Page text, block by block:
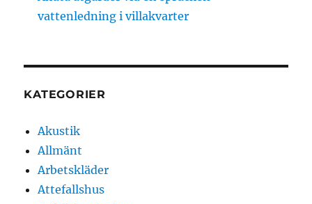
vattenledning i villakvarter
KATEGORIER
Akustik
Allmänt
Arbetskläder
Attefallshus